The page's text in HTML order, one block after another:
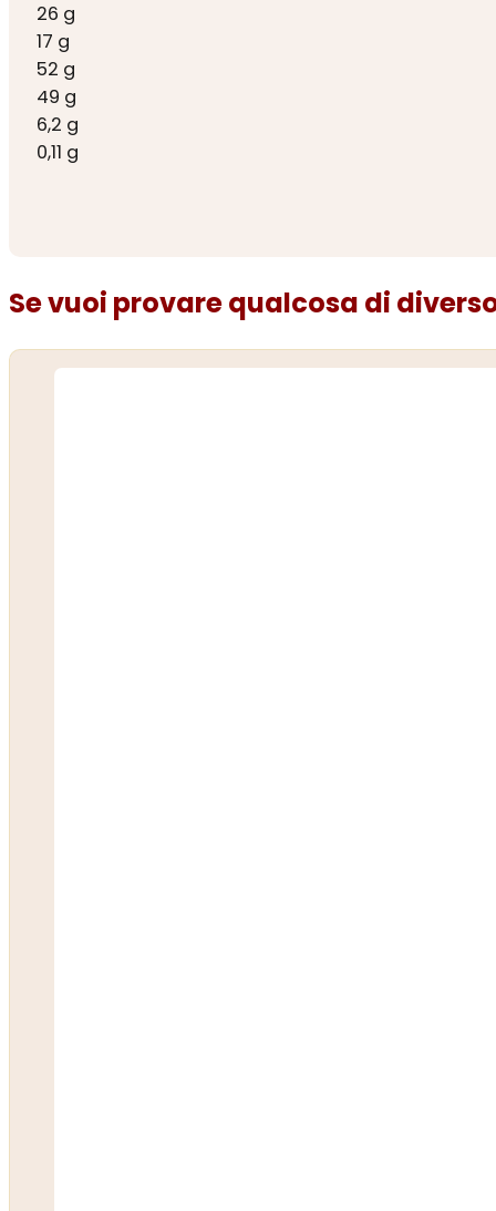
26 g
17 g
52 g
49 g
6,2 g
0,11 g
Se vuoi provare qualcosa di